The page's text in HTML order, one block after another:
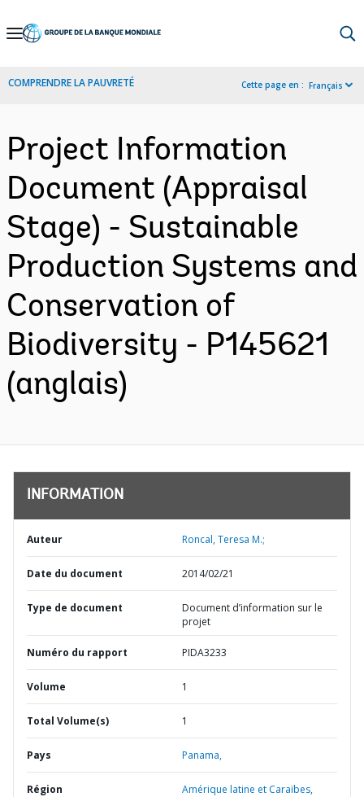
Skip
Navigation
COMPRENDRE LA PAUVRETÉ Cette page en : Français
Project Information
Document (Appraisal
Stage) - Sustainable
Production Systems and
Conservation of
Biodiversity - P145621
(anglais)
INFORMATION
Auteur Roncal, Teresa M.;
Date du document 2014/02/21
Type de document
Document d’information sur le
projet
Numéro du rapport PIDA3233
Volume 1
Total Volume(s) 1
Pays Panama,
Région Amérique latine et Caraïbes,